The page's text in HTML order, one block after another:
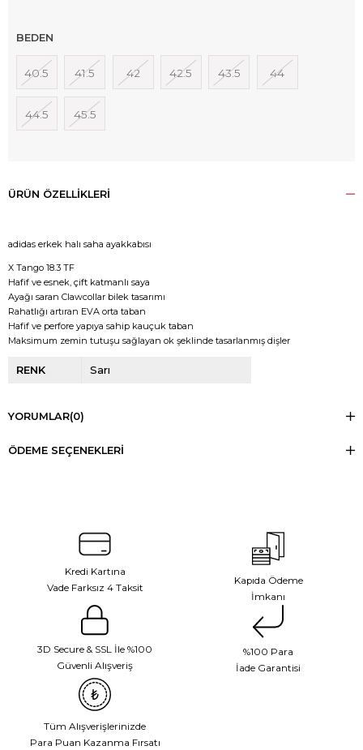
BEDEN
40.5 41.5 42 42.5 43.5 44
44.5 45.5
ÜRÜN ÖZELLIKLERI
adidas erkek halı saha ayakkabısı
X Tango 18.3 TF
Hafif ve esnek, çift katmanlı saya
Ayağı saran Clawcollar bilek tasarımı
Rahatlığı artıran EVA orta taban
Hafif ve perfore yapıya sahip kauçuk taban
Maksimum zemin tutuşu sağlayan ok şeklinde tasarlanmış dişler
RENK Sarı
YORUMLAR(0)
ÖDEME SEÇENEKLERI
Kredi Kartına
Vade Farksız 4 Taksit
Kapıda Ödeme
İmkanı
3D Secure & SSL İle %100
Güvenli Alışveriş
%100 Para
İade Garantisi
Tüm Alışverişlerinizde
Para Puan Kazanma Fırsatı